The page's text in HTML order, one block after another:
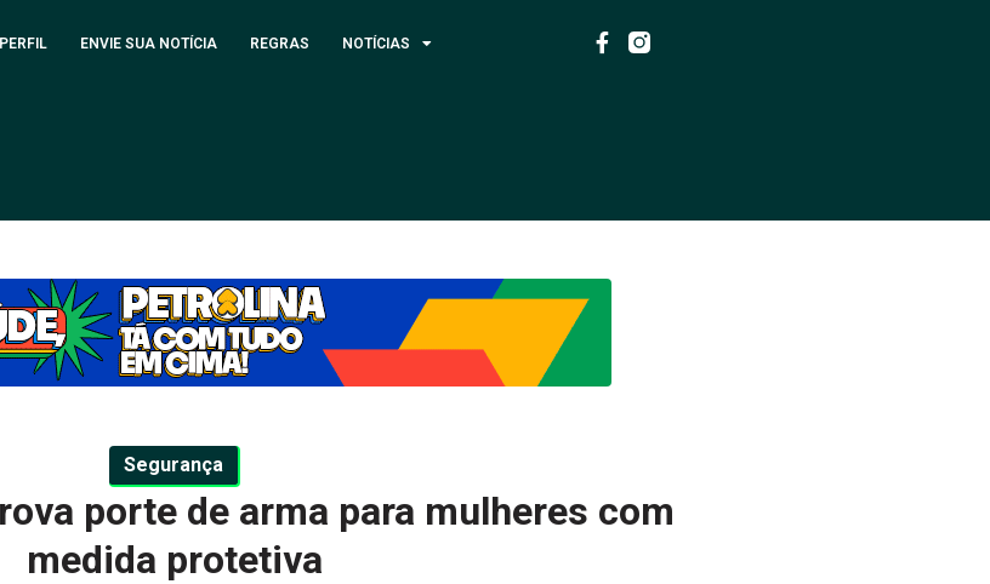
PERFIL ENVIE SUA NOTÍCIA REGRAS NOTÍCIAS
Segurança
porte de arma para mulheres com
medida protetiva